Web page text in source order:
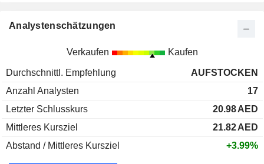
Analystenschätzungen
Verkaufen Kaufen
Durchschnittl. Empfehlung
AUFSTOCKEN
Anzahl Analysten
17
Letzter Schlusskurs
20.98AED
Mittleres Kursziel
21.82AED
Abstand / Mittleres Kursziel
+3.99%